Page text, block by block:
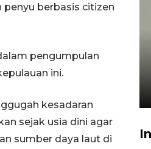
penyu berbasis citizen
pengumpulan
ini.
kesadaran
sejak usia dini agar
sumber daya laut di
S2 hingga S3